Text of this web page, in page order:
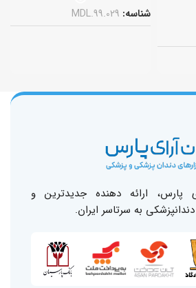
شناسه: MDL.99.029
پارس، ارائه دهنده جدیدترین و
به سرتاسر ایران.